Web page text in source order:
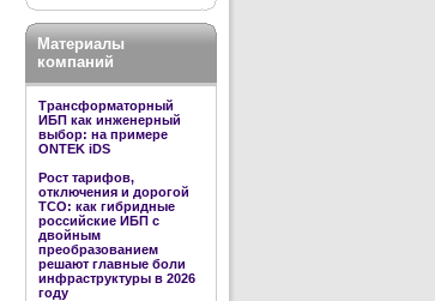
Материалы
компаний
Трансформаторный
ИБП как инженерный
выбор: на примере
ONTEK iDS
Рост тарифов,
отключения и дорогой
TCO: как гибридные
российские ИБП с
двойным
преобразованием
решают главные боли
инфраструктуры в 2026
году